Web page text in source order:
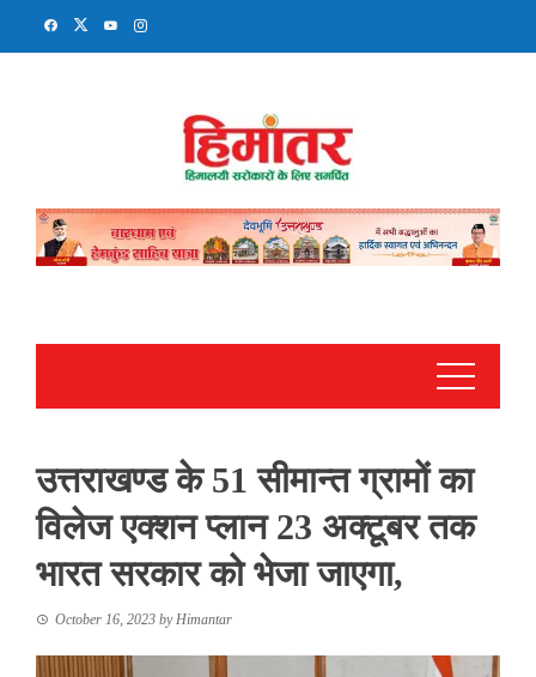
उत्तराखण्ड के 51 सीमान्त ग्रामों का
विलेज एक्शन प्लान 23 अक्टूबर तक
भारत सरकार को भेजा जाएगा,
October 16, 2023 byHimantar